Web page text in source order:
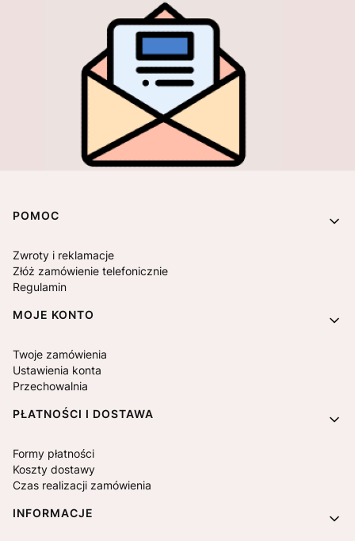
Linki w stopce
POMOC
Zwroty i reklamacje
Złóż zamówienie telefonicznie
Regulamin
MOJE KONTO
Twoje zamówienia
Ustawienia konta
Przechowalnia
PŁATNOŚCI I DOSTAWA
Formy płatności
Koszty dostawy
Czas realizacji zamówienia
INFORMACJE